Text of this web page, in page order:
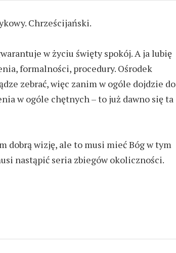
Chrześcijański.
w życiu święty spokój. A ja lubię
formalności, procedury. Ośrodek
zebrać, więc zanim w ogóle dojdzie do
w ogóle chętnych – to już dawno się ta
dobrą wizję, ale to musi mieć Bóg w tym
nastąpić seria zbiegów okoliczności.
W POCIĄGU